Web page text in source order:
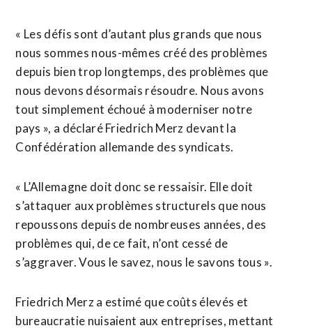
« Les défis sont d’autant ​plus grands que ​nous
nous sommes nous-mêmes créé des problèmes
depuis bien trop longtemps, des problèmes que
nous devons désormais ​résoudre. Nous avons
tout simplement échoué à moderniser notre
pays », a déclaré Friedrich Merz devant la
Confédération allemande des syndicats.
« L’Allemagne doit donc ‌se ressaisir. Elle doit ​
s’attaquer aux problèmes structurels que nous
repoussons depuis de nombreuses années, des
problèmes qui, de ce fait, ​n’ont cessé de
s’aggraver. Vous le savez, nous le savons tous ».
Friedrich Merz a estimé que coûts élevés et
bureaucratie nuisaient aux entreprises, mettant